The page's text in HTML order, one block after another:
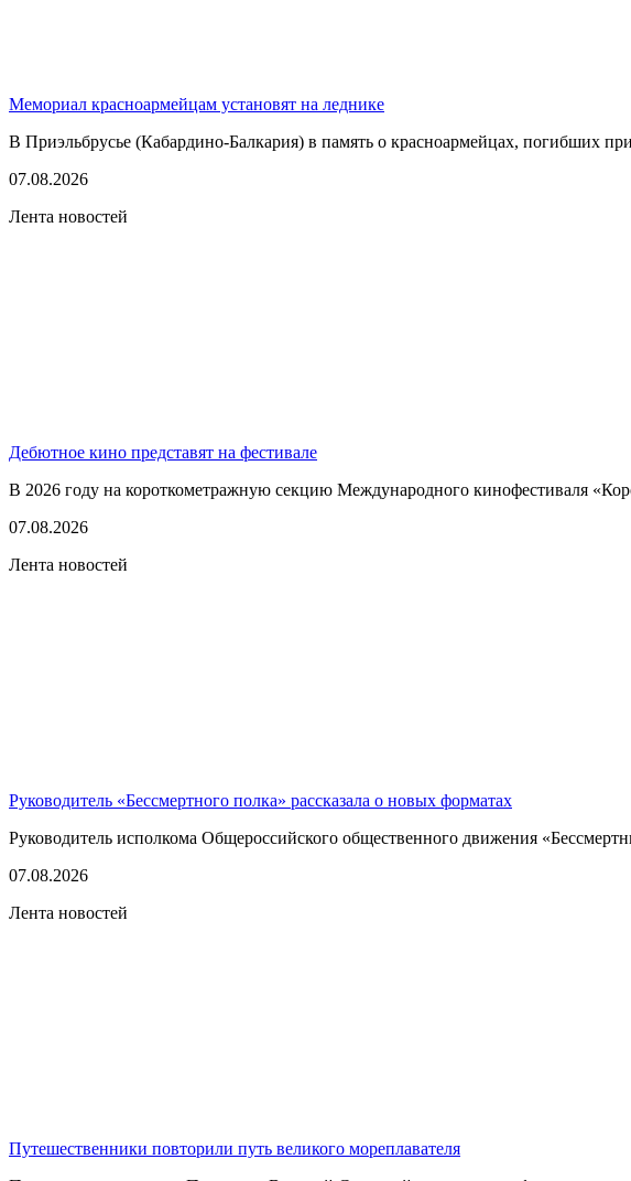
Мемориал красноармейцам установят на леднике
В Приэльбрусье (Кабардино-Балкария) в память о красноармейцах, погибших
07.08.2026
Лента новостей
Дебютное кино представят на фестивале
В 2026 году на короткометражную секцию Международного кинофестиваля
07.08.2026
Лента новостей
Руководитель «Бессмертного полка» рассказала о новых форматах
Руководитель исполкома Общероссийского общественного движения
07.08.2026
Лента новостей
Путешественники повторили путь великого мореплавателя